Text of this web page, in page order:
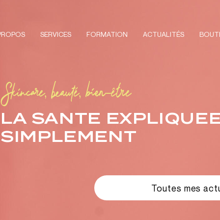
SERVICES FORMATION ACTUALITÉS
Skincare, beauté, bien-être
LA SANTE
SIMPLEMENT
Toutes mes